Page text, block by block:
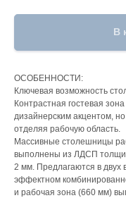
В
ОСОБЕННОСТИ:
Ключевая возможность
Контрастная гостевая
дизайнерским акцентом,
отделяя рабочую область.
Массивные столешницы
выполнены из ЛДСП
2 мм. Предлагаются в двух
эффектном
и рабочая зона (660 мм)